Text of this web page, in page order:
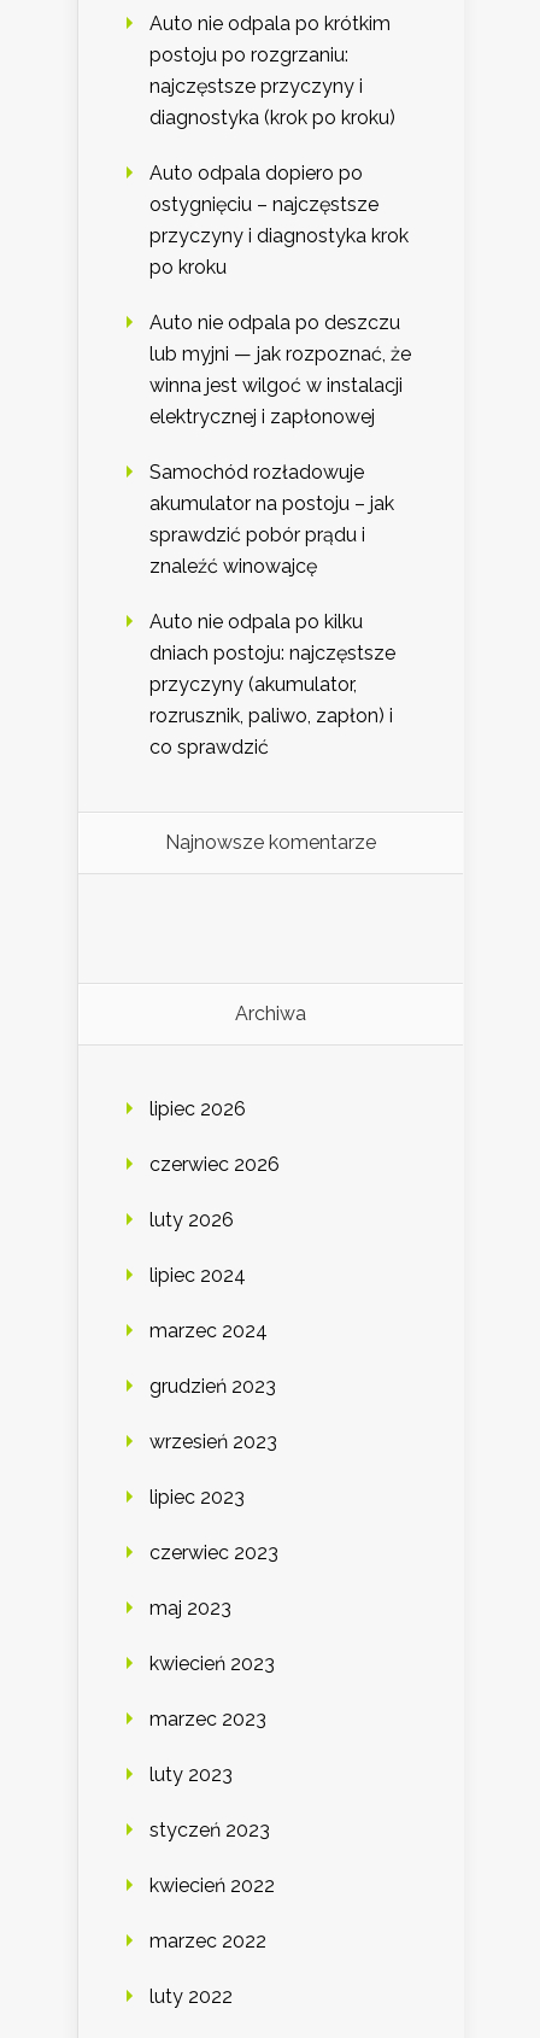
Auto nie odpala po krótkim
postoju po rozgrzaniu:
najczęstsze przyczyny i
diagnostyka (krok po kroku)
Auto odpala dopiero po
ostygnięciu – najczęstsze
przyczyny i diagnostyka krok
po kroku
Auto nie odpala po deszczu
lub myjni — jak rozpoznać, że
winna jest wilgoć w instalacji
elektrycznej i zapłonowej
Samochód rozładowuje
akumulator na postoju – jak
sprawdzić pobór prądu i
znaleźć winowajcę
Auto nie odpala po kilku
dniach postoju: najczęstsze
przyczyny (akumulator,
rozrusznik, paliwo, zapłon) i
co sprawdzić
Najnowsze komentarze
Archiwa
lipiec 2026
czerwiec 2026
luty 2026
lipiec 2024
marzec 2024
grudzień 2023
wrzesień 2023
lipiec 2023
czerwiec 2023
maj 2023
kwiecień 2023
marzec 2023
luty 2023
styczeń 2023
kwiecień 2022
marzec 2022
luty 2022